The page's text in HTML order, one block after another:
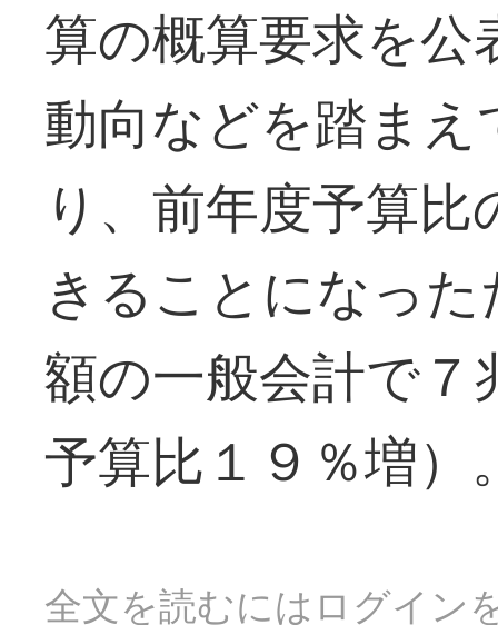
算の概算要求を
動向などを踏ま
り、前年度予算
きることになっ
額の一般会計で７
予算比１９％増）
全文を読むにはログイン